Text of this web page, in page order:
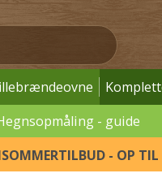
- guide
- OP